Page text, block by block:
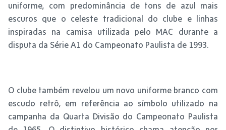
uniforme, com predominância de tons de azul mais
escuros que o celeste tradicional do clube e linhas
inspiradas na camisa utilizada pelo MAC durante a
disputa da Série A1 do Campeonato Paulista de 1993.
O clube também revelou um novo uniforme branco com
escudo retrô, em referência ao símbolo utilizado na
campanha da Quarta Divisão do Campeonato Paulista